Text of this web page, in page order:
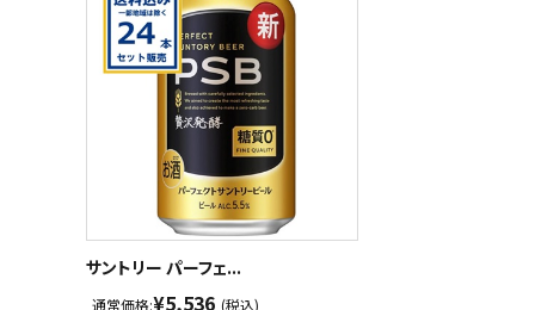
サントリー パーフェ...
通常価格:¥5,536 (税込)